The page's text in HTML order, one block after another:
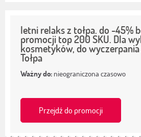
letni relaks z tołpa. do -45%
promocji top 200 SKU. Dla
kosmetyków, do wyczerpania
Tołpa
Ważny do: nieograniczona czasowo
Przejdź do promocji